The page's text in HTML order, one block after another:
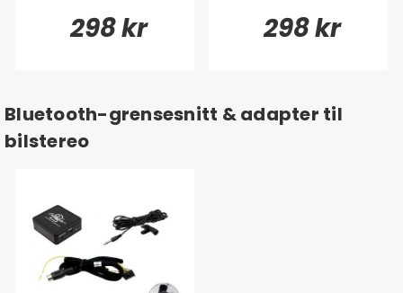
298 kr 298 kr
Bluetooth-grensesnitt & adapter til
bilstereo